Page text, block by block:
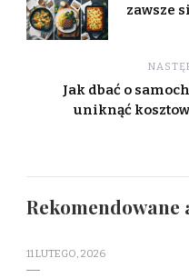
zawsze
Jak dbać o
uniknąć
Rekomendowane
11 LUTEGO, 2026